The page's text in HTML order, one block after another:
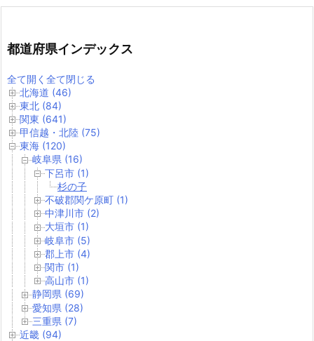
都道府県インデックス
全て開く 全て閉じる
北海道 (46)
東北 (84)
関東 (641)
甲信越・北陸 (75)
東海 (120)
岐阜県 (16)
下呂市 (1)
杉の子
不破郡関ケ原町 (1)
中津川市 (2)
大垣市 (1)
岐阜市 (5)
郡上市 (4)
関市 (1)
高山市 (1)
静岡県 (69)
愛知県 (28)
三重県 (7)
近畿 (94)